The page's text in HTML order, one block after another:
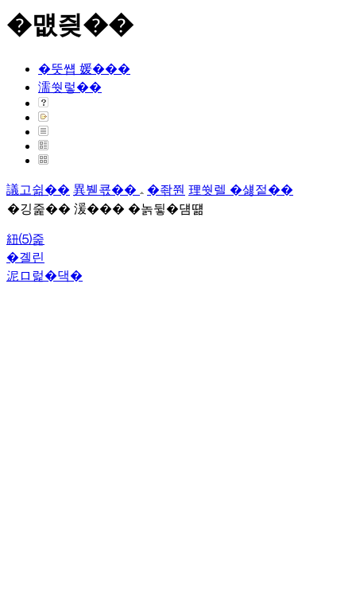
�먮즺��
�뚯썝 媛���
濡쒓렇��
議고쉶�� 異붿쿇�� �좎쭨 理쒓렐 �섏젙��
�깅줉�� 湲��� �놁뒿�덈떎
紐⑸줉
�곌린
泥ロ럹�댁�